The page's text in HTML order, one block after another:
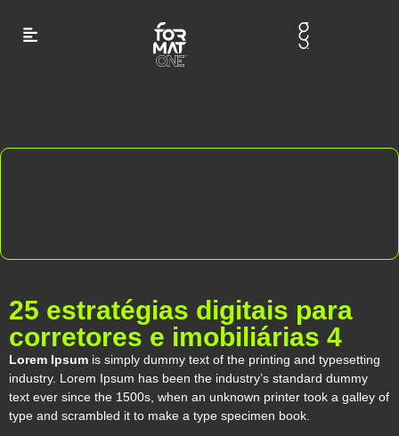
25 estratégias digitais para
corretores e imobiliárias 4
Lorem Ipsum is simply dummy text of the printing and typesetting
industry. Lorem Ipsum has been the industry’s standard dummy
text ever since the 1500s, when an unknown printer took a galley of
type and scrambled it to make a type specimen book.